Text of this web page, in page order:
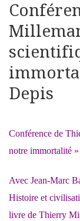
Depis
Conférence de
notre immortalité
Avec Jean-Marc
Histoire et
livre de Thierry